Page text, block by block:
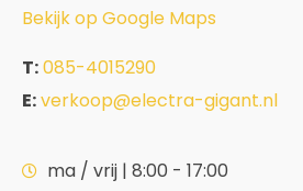
Bekijk op Google Maps
T:085-4015290
E:verkoop@electra-gigant.nl
ma / vrij | 8:00 - 17:00